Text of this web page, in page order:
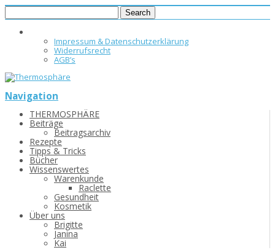
Impressum & Datenschutzerklärung
Widerrufsrecht
AGB’s
Navigation
THERMOSPHÄRE
Beiträge
Beitragsarchiv
Rezepte
Tipps & Tricks
Bücher
Wissenswertes
Warenkunde
Raclette
Gesundheit
Kosmetik
Über uns
Brigitte
Janina
Kai